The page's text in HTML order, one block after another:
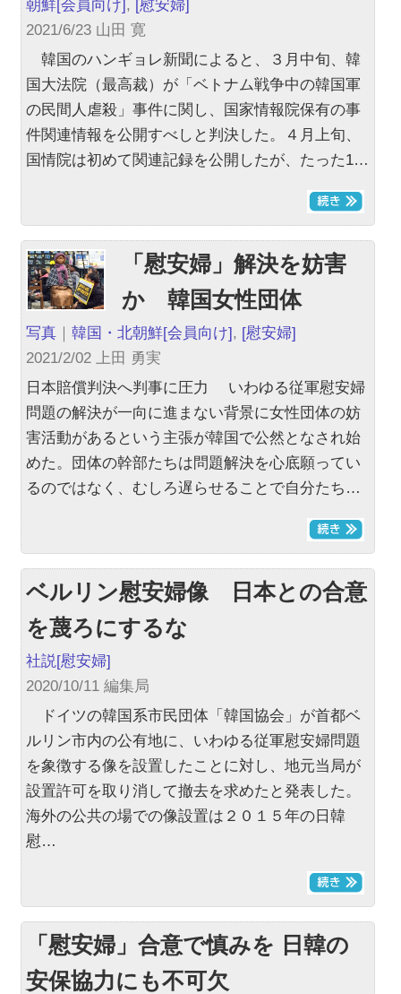
朝鮮[会員向け], [慰安婦]
2021/6/23 山田 寛
韓国のハンギョレ新聞によると、３月中旬、韓
国大法院（最高裁）が「ベトナム戦争中の韓国軍
の民間人虐殺」事件に関し、国家情報院保有の事
件関連情報を公開すべしと判決した。４月上旬、
国情院は初めて関連記録を公開したが、たった1…
「慰安婦」解決を妨害
か 韓国女性団体
写真 ｜韓国・北朝鮮[会員向け], [慰安婦]
2021/2/02 上田 勇実
日本賠償判決へ判事に圧力 いわゆる従軍慰安婦
問題の解決が一向に進まない背景に女性団体の妨
害活動があるという主張が韓国で公然となされ始
めた。団体の幹部たちは問題解決を心底願ってい
るのではなく、むしろ遅らせることで自分たち…
ベルリン慰安婦像 日本との合意
を蔑ろにするな
社説[慰安婦]
2020/10/11 編集局
ドイツの韓国系市民団体「韓国協会」が首都ベ
ルリン市内の公有地に、いわゆる従軍慰安婦問題
を象徴する像を設置したことに対し、地元当局が
設置許可を取り消して撤去を求めたと発表した。
海外の公共の場での像設置は２０１５年の日韓
慰…
「慰安婦」合意で慎みを 日韓の
安保協力にも不可欠